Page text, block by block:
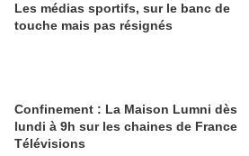
Les médias sportifs, sur le banc de
touche mais pas résignés
Confinement : La Maison Lumni dès
lundi à 9h sur les chaines de France
Télévisions